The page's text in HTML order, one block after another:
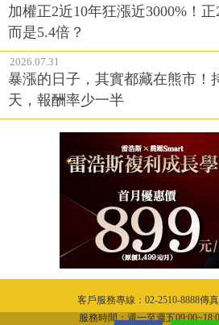
加權正2近10年狂漲近3000%！
而是5.4倍？
2026.07.31
暴漲的日子，其實都藏在熊市！
天，報酬率少一半
客戶服務專線：02-2510-8888傳
服務時間：週一至週五